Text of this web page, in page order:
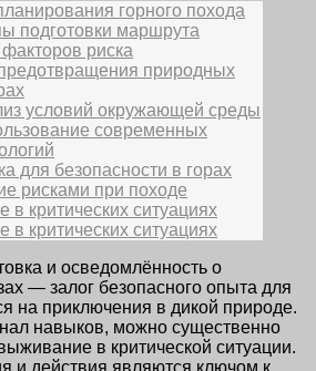
горного похода
подготовки маршрута
факторов риска
природных
условий окружающей среды
современных
для безопасности в горах
рисками при походе
в критических ситуациях
в критических ситуациях
и осведомлённость о
— залог безопасного опыта для
на приключения в дикой природе.
навыков, можно существенно
в критической ситуации.